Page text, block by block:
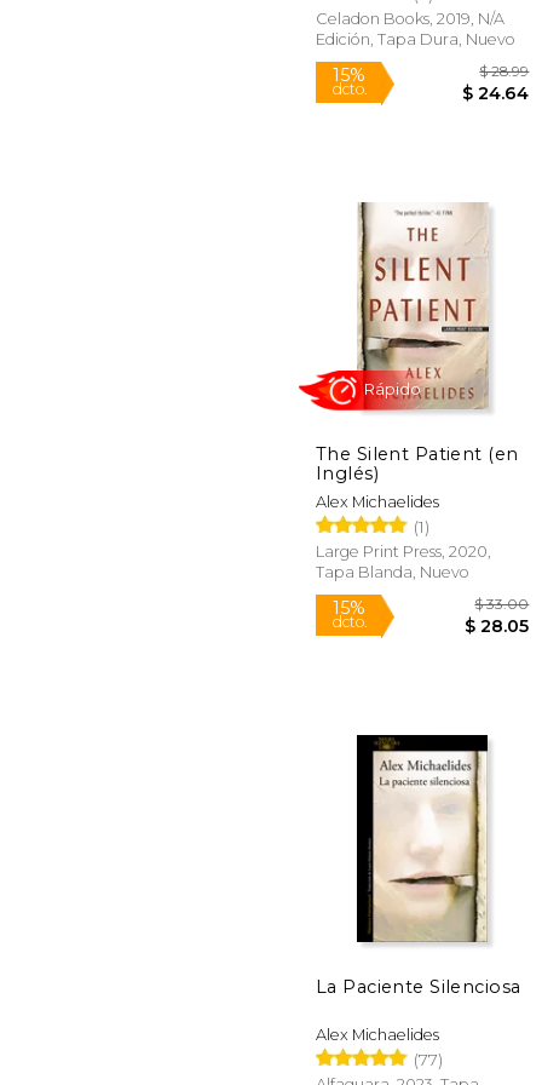
Celadon Books, 2019, N/A
Edición, Tapa Dura, Nuevo
15%
dcto.
Rápido
The Silent Patient (en
Inglés)
Alex Michaelides
(1)
Large Print Press, 2020,
Tapa Blanda, Nuevo
15%
dcto.
La Paciente Silenciosa
Alex Michaelides
(77)